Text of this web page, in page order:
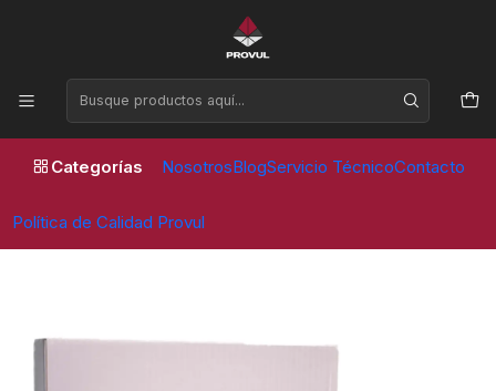
Categorías NosotrosBlogServicio TécnicoContacto
Política de Calidad Provul
Horario de atención Lunes a Viernes de 09:00 a 17:30 horas
Inicio Contrapesos